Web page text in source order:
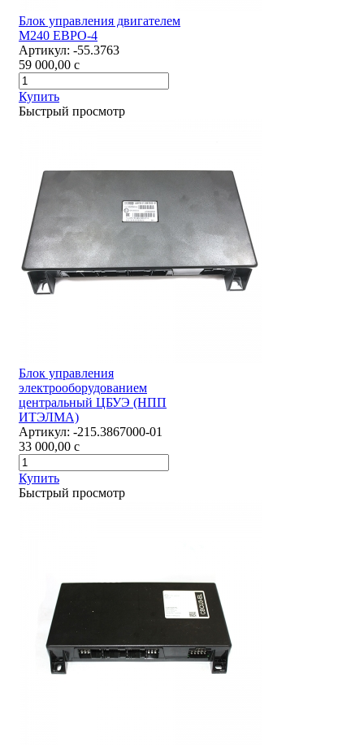
Блок управления двигателем
М240 ЕВРО-4
Артикул: -55.3763
59 000,00 c
Купить
Быстрый просмотр
Блок управления
электрооборудованием
центральный ЦБУЭ (НПП
ИТЭЛМА)
Артикул: -215.3867000-01
33 000,00 c
Купить
Быстрый просмотр